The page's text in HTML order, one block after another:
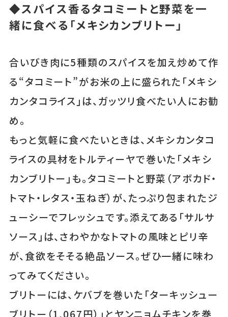
◆スパイス香るタコミートと野菜を一
緒に食べる「メキシカンブリトー」
合いびき肉に5種類のスパイスを加え炒めて作
る“タコミート”がお米の上に盛られた「メキシ
カンタコライス」は、ガッツリ食べたい人にお勧
め。
もっと気軽に食べたいときは、メキシカンタコ
ライスの具材をトルティーヤで巻いた「メキシ
カンブリトー」も。タコミートと野菜（アボカド・
トマト・レタス・玉ねぎ）が、たっぷり包まれたジ
ューシーでフレッシュです。添えてある「サルサ
ソース」は、さわやかなトマトの風味とピリ辛
が、食欲をそそる絶品ソース。ぜひ一緒に味わ
ってみてください。
ブリトーには、ケバブを巻いた「ターキッシュー
ブリトー（1,067円）」とヤンニョムチキンを巻